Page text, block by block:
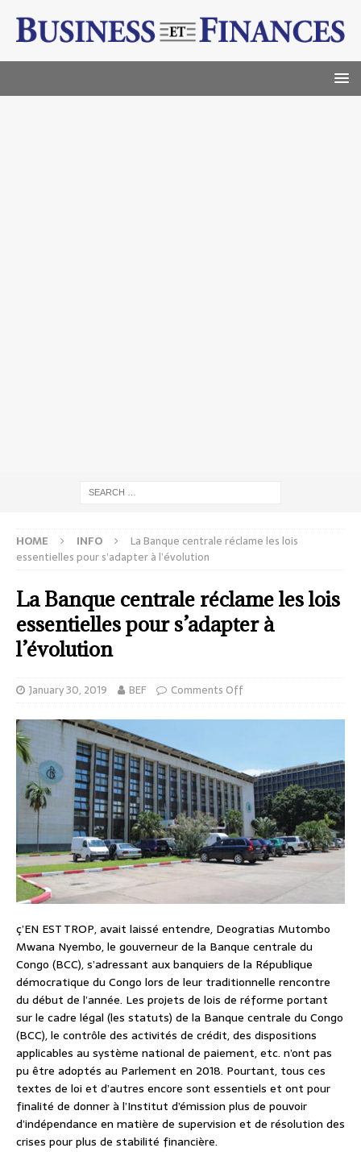
HOME INFO
La Banque centrale réclame les lois
essentielles pour s’adapter à l’évolution
La Banque centrale réclame les lois
essentielles pour s’adapter à
l’évolution
January 30, 2019 BEF Comments Off
ç’EN EST TROP, avait laissé entendre, Deogratias Mutombo
Mwana Nyembo, le gouverneur de la Banque centrale du
Congo (BCC), s’adressant aux banquiers de la République
démocratique du Congo lors de leur traditionnelle rencontre
du début de l’année. Les projets de lois de réforme portant
sur le cadre légal (les statuts) de la Banque centrale du Congo
(BCC), le contrôle des activités de crédit, des dispositions
applicables au système national de paiement, etc. n’ont pas
pu être adoptés au Parlement en 2018. Pourtant, tous ces
textes de loi et d’autres encore sont essentiels et ont pour
finalité de donner à l’Institut d’émission plus de pouvoir
d’indépendance en matière de supervision et de résolution des
crises pour plus de stabilité financière.